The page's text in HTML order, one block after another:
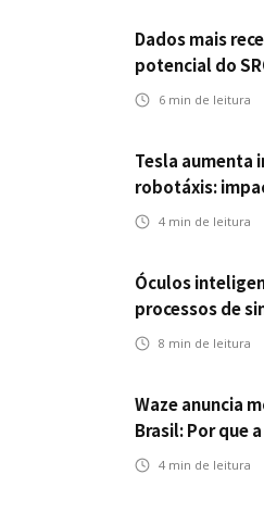
Dados mais
potencial do
nas seguradoras
6 min de leitura
Tesla aumenta
robotáxis:
mobilidade
4 min de leitura
Óculos
processos de
seguros
8 min de leitura
Waze anuncia
Brasil: Por que
ao mercado
4 min de leitura